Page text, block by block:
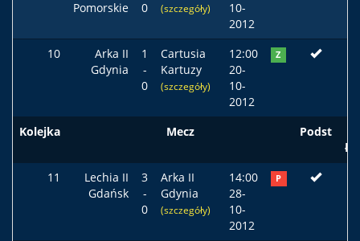
Pomorskie 0 (szczegóły)
10-
2012
10
Arka II
Gdynia
1
-
0
Cartusia
Kartuzy
(szczegóły)
12:00
20-
10-
2012
Z
Kolejka Mecz Podst
11
Lechia II
Gdańsk
3
-
0
Arka II
Gdynia
(szczegóły)
14:00
28-
10-
2012
P